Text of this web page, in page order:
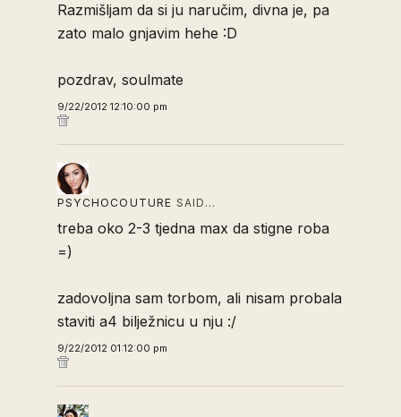
Razmišljam da si ju naručim, divna je, pa
zato malo gnjavim hehe :D
pozdrav, soulmate
9/22/2012 12:10:00 pm
PSYCHOCOUTURE SAID…
treba oko 2-3 tjedna max da stigne roba
=)
zadovoljna sam torbom, ali nisam probala
staviti a4 bilježnicu u nju :/
9/22/2012 01:12:00 pm